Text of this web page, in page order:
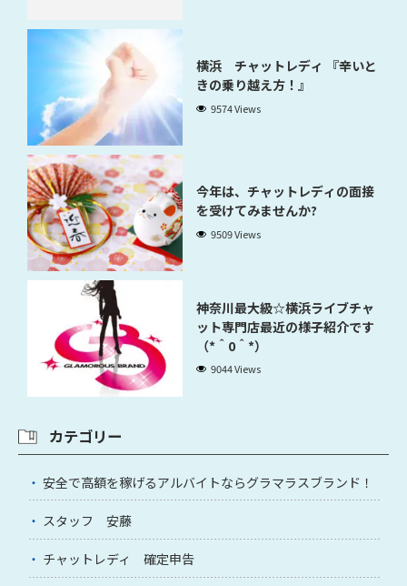
横浜 チャットレディ 『辛いと
きの乗り越え方！』
9574 Views
今年は、チャットレディの面接
を受けてみませんか?
9509 Views
神奈川最大級☆横浜ライブチャ
ット専門店最近の様子紹介です
（*＾0＾*）
9044 Views
カテゴリー
安全で高額を稼げるアルバイトならグラマラスブランド！
スタッフ 安藤
チャットレディ 確定申告